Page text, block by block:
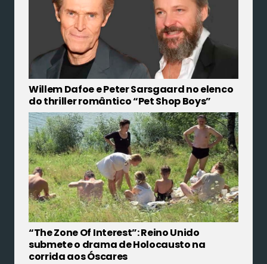
Willem Dafoe e Peter Sarsgaard no elenco
do thriller romântico “Pet Shop Boys”
“The Zone Of Interest”: Reino Unido
submete o drama de Holocausto na
corrida aos Óscares